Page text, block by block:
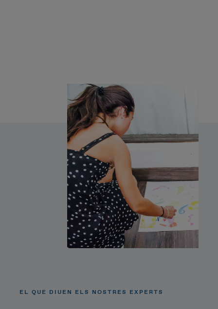
EL QUE DIUEN ELS NOSTRES EXPERTS